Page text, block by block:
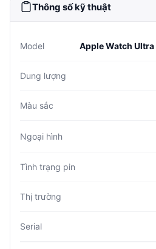
Thông số kỹ thuật
Model Apple Watch
Dung lượng
Màu sắc
Ngoại hình
Tình trạng pin
Thị trường
Serial